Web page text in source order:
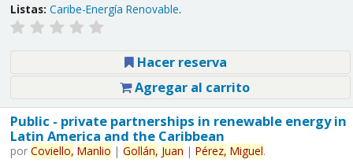
Listas: Caribe-Energía Renovable.
Hacer reserva
Agregar al carrito
Public - private partnerships in renewable energy in
Latin America and the Caribbean
por Coviello, Manlio | Gollán, Juan | Pérez, Miguel.